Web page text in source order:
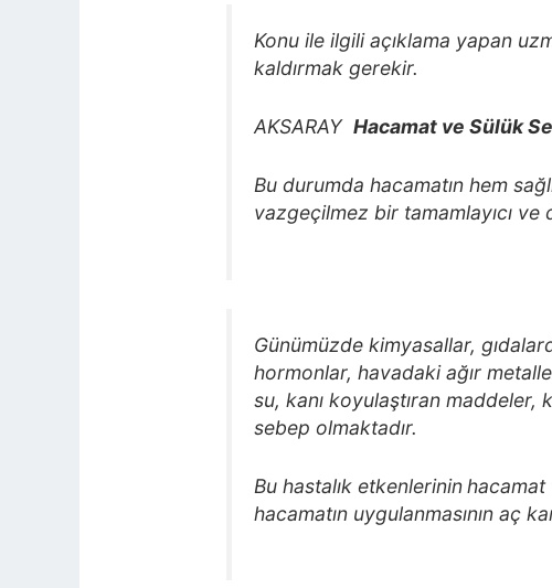
Konu ile ilgili açıklama yapan
kaldırmak gerekir.
AKSARAYHacamat ve Sülük
Bu durumda hacamatın hem
vazgeçilmez bir tamamlayıcı
Günümüzde kimyasallar,
hormonlar, havadaki ağır
su, kanı koyulaştıran
sebep olmaktadır.
Bu hastalık etkenlerininhacamat
hacamatın uygulanmasının aç